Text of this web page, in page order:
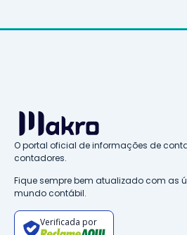
O portal oficial de informações de
contadores.
Fique sempre bem atualizado com as
mundo contábil.
Verificada por